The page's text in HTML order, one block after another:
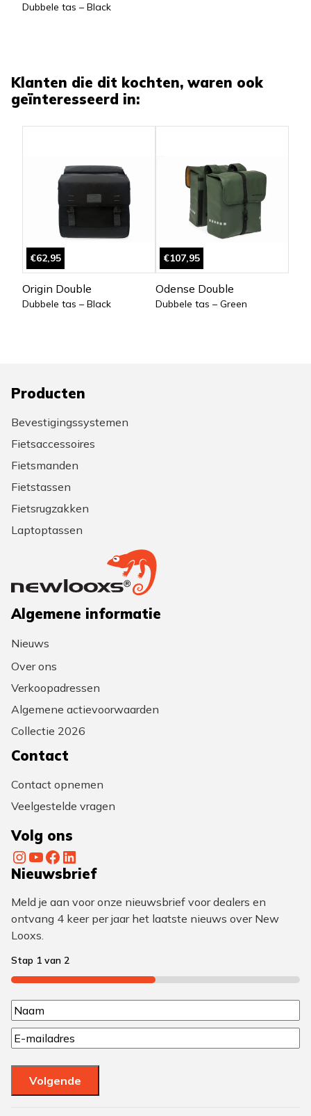
Dubbele tas – Black
Klanten die dit kochten, waren ook
geïnteresseerd in:
€62,95
Origin Double
Dubbele tas – Black
€107,95
Odense Double
Dubbele tas – Green
Producten
Bevestigingssystemen
Fietsaccessoires
Fietsmanden
Fietstassen
Fietsrugzakken
Laptoptassen
Algemene informatie
Nieuws
Over ons
Verkoopadressen
Algemene actievoorwaarden
Collectie 2026
Contact
Contact opnemen
Veelgestelde vragen
Volg ons
InstagramYouTube Facebook LinkedIn
Nieuwsbrief
Meld je aan voor onze nieuwsbrief voor dealers en
ontvang 4 keer per jaar het laatste nieuws over New
Looxs.
Stap 1 van 2
50%
N
a
a
(
N
a
E
m
a
Volgende